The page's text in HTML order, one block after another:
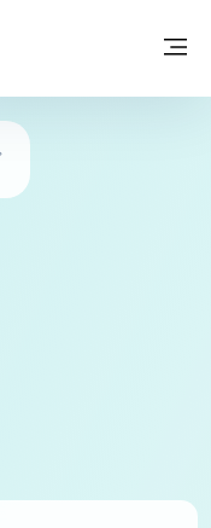
- WEBSEITE DER